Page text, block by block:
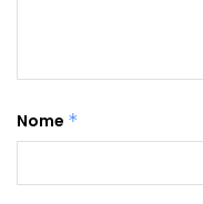
Nome *